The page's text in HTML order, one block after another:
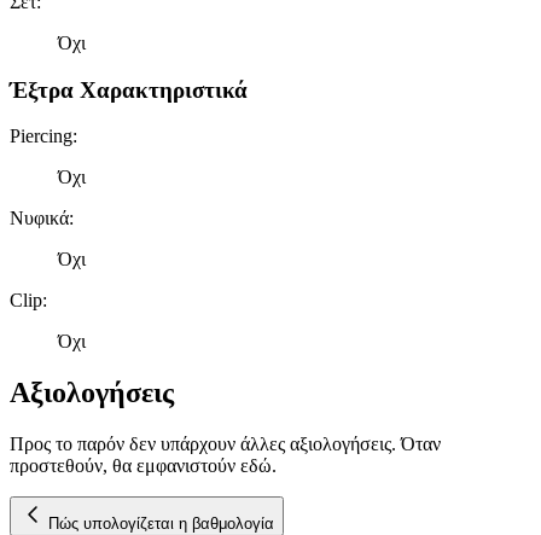
μας και την ανάπτυξη προϊόντων. Επίσης, κοινοποιούμε
πληροφορίες σχετικά με την από μέρους σας χρήση της
τοποθεσίας μας στους συνεργάτες μέσων κοινωνικής
Όχι
Έξτρα Χαρακτηριστικά
Piercing:
Όχι
Νυφικά:
Όχι
Clip:
Όχι
Αξιολογήσεις
Προς το παρόν δεν υπάρχουν άλλες αξιολογήσεις. Όταν
προστεθούν, θα εμφανιστούν εδώ.
Πώς υπολογίζεται η βαθμολογία